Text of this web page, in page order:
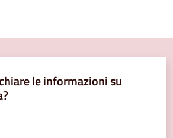
le informazioni su